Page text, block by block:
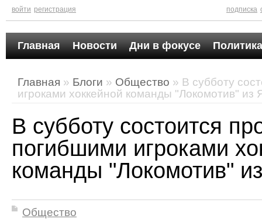
войти регистрация подписка
Главная Новости Дни в фокусе
Главная » Блоги » Общество » В субботу
игроками хоккейной команды "Локомотив" из
В субботу состоится
погибшими игроками
команды "Локомотив"
Общество